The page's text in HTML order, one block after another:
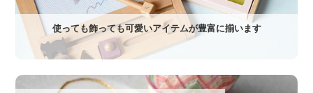
使っても飾っても可愛いアイテムが豊富に揃います